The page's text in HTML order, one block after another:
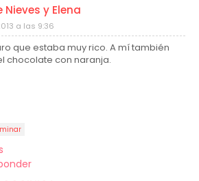
y Elena
a las 9:36
que estaba muy rico. A mí también
chocolate con naranja.